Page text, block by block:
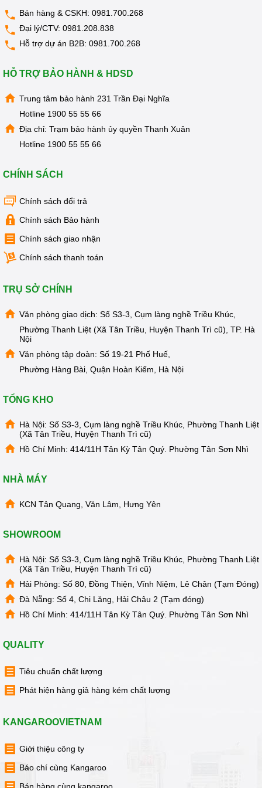
Động cơ khỏe, công suất 750W, dễ dàng có thể xay được các
loạihạt trong thời gian ngắn. Máy êm, không gây rung lắc
hoặc ảnh hưởng đến khônggian xung quanh. Máy thiết kế
không lưới lọc, dễ dàng cọ rửa và làm sạch cốixay ngay sau
khi dùng.
Máy xay sữa đậu nành Kangaroo KG603 có hệ thống an
động khóa chốt khi có bất kỳ mộtsự cố nào xảy ra.
nếuđược tự tay mình làm những đồ uống vừa ngon, vừa bổ,
không? Máy xay sữa đậu nành Kangaroo KG603sẽ giúp bạn
có ngay những cốc sữa đậu nành chỉ trong 15 phút, vì thế
hãy nhanhchóng rinh sản phẩm này về gia đình mình bằng
cách gọi đến số 1900 63 64 06 đểđược tư vấn.
Bán hàng & CSKH: 0981.700.268
Đại lý/CTV: 0981.208.838
Hỗ trợ dự án B2B: 0981.700.268
HỖ TRỢ BẢO HÀNH & HDSD
Trung tâm bảo hành 231 Trần Đại Nghĩa
Hotline 1900 55 55 66
Địa chỉ: Trạm bảo hành ủy quyền Thanh Xuân
Hotline 1900 55 55 66
CHÍNH SÁCH
Chính sách đổi trả
Chính sách Bảo hành
Chính sách giao nhận
Chính sách thanh toán
TRỤ SỞ CHÍNH
Văn phòng giao dịch: Số S3-3, Cụm làng nghề Triều Khúc,
Phường Thanh Liệt (Xã Tân Triều, Huyện Thanh Trì cũ), TP. Hà
Nội
Văn phòng tập đoàn: Số 19-21 Phố Huế,
Phường Hàng Bài, Quận Hoàn Kiếm, Hà Nội
TỔNG KHO
Hà Nội: Số S3-3, Cụm làng nghề Triều Khúc, Phường Thanh Liệt
(Xã Tân Triều, Huyện Thanh Trì cũ)
Hồ Chí Minh: 414/11H Tân Kỳ Tân Quý. Phường Tân Sơn Nhì
NHÀ MÁY
KCN Tân Quang, Văn Lâm, Hưng Yên
SHOWROOM
Hà Nội: Số S3-3, Cụm làng nghề Triều Khúc, Phường Thanh Liệt
(Xã Tân Triều, Huyện Thanh Trì cũ)
Hải Phòng: Số 80, Đồng Thiện, Vĩnh Niệm, Lê Chân (Tạm Đóng)
Đà Nẵng: Số 4, Chi Lăng, Hải Châu 2 (Tạm đóng)
Hồ Chí Minh: 414/11H Tân Kỳ Tân Quý. Phường Tân Sơn Nhì
QUALITY
Tiêu chuẩn chất lượng
Phát hiện hàng giả hàng kém chất lượng
KANGAROOVIETNAM
Giới thiệu công ty
Báo chí cùng Kangaroo